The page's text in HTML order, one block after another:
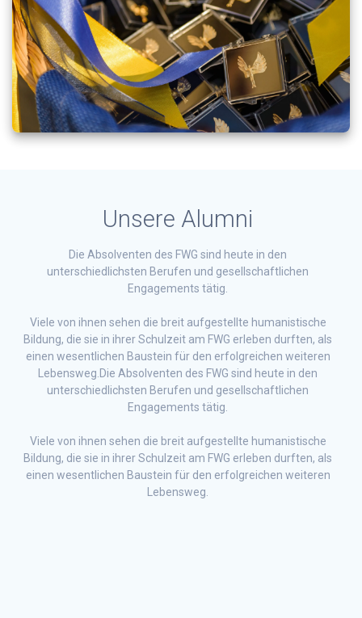
Unsere Alumni
Die Absolventen des FWG sind heute in den
unterschiedlichsten Berufen und gesellschaftlichen
Engagements tätig.
Viele von ihnen sehen die breit aufgestellte humanistische
Bildung, die sie in ihrer Schulzeit am FWG erleben durften, als
einen wesentlichen Baustein für den erfolgreichen weiteren
Lebensweg.Die Absolventen des FWG sind heute in den
unterschiedlichsten Berufen und gesellschaftlichen
Engagements tätig.
Viele von ihnen sehen die breit aufgestellte humanistische
Bildung, die sie in ihrer Schulzeit am FWG erleben durften, als
einen wesentlichen Baustein für den erfolgreichen weiteren
Lebensweg.